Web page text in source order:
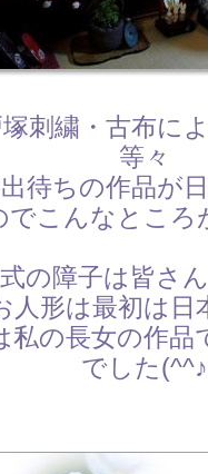
刺繍・古布に
等々
待ちの作品が
でこんなところ
の障子は皆さ
人形は最初は
私の長女の作
でした(^^♪